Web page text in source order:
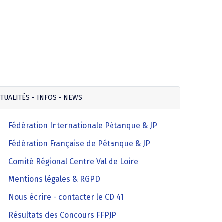
- INFOS - NEWS
Fédération Internationale Pétanque & JP
Fédération Française de Pétanque & JP
Comité Régional Centre Val de Loire
Mentions légales & RGPD
Nous écrire - contacter le CD 41
Résultats des Concours FFPJP